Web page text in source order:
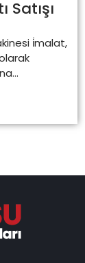
Satışı
i̇malat,